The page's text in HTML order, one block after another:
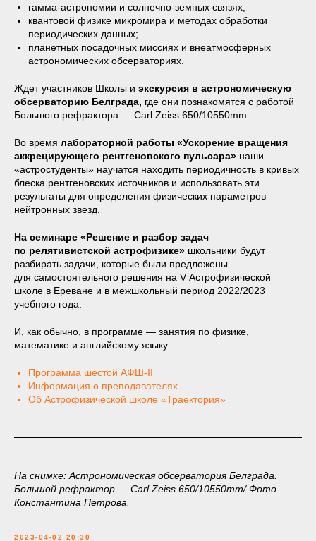
гамма-астрономии и солнечно-земных связях;
квантовой физике микромира и методах обработки
периодических данных;
планетных посадочных миссиях и внеатмосферных
астрономических обсерваториях.
Ждет участников Школы и экскурсия в астрономическую
обсерваторию Белграда, где они познакомятся с работой
Большого рефрактора — Carl Zeiss 650/10550mm.
Во время лабораторной работы «Ускорение вращения
аккрецирующего рентгеновского пульсара» наши
«астростуденты» научатся находить периодичность в кривых
блеска рентгеновских источников и использовать эти
результаты для определения физических параметров
нейтронных звезд.
На семинаре «Решение и разбор задач
по релятивистской астрофизике» школьники будут
разбирать задачи, которые были предложены
для самостоятельного решения на V Астрофизической
школе в Ереване и в межшкольный период 2022/2023
учебного года.
И, как обычно, в программе — занятия по физике,
математике и английскому языку.
Программа шестой АФШ-II
Информация о преподавателях
Об Астрофизической школе «Траектория»
На снимке: Астрономическая обсерватория Белграда.
Большой рефрактор — Carl Zeiss 650/10550mm/ Фото
Константина Петрова.
2023-04-02 20:30